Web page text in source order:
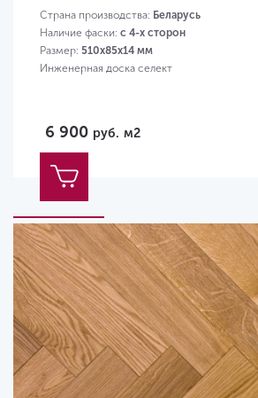
Страна производства: Беларусь
Наличие фаски: с 4-х сторон
Размер: 510х85х14 мм
Инженерная доска селект
6 900 руб. м2